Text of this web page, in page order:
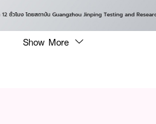
Show More